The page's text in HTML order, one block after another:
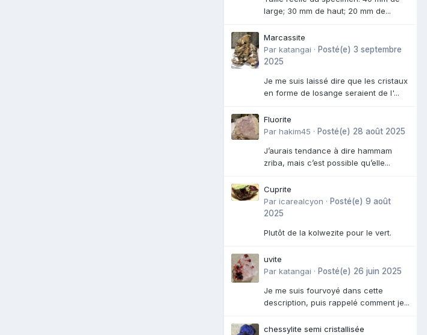
large; 30 mm de haut; 20 mm de...
Marcassite
Par katangai · Posté(e) 3 septembre
2025
Je me suis laissé dire que les cristaux
en forme de losange seraient de l'...
Fluorite
Par hakim45 · Posté(e) 28 août 2025
J’aurais tendance à dire hammam
zriba, mais c’est possible qu’elle...
Cuprite
Par icarealcyon · Posté(e) 9 août
2025
Plutôt de la kolwezite pour le vert.
uvite
Par katangai · Posté(e) 26 juin 2025
Je me suis fourvoyé dans cette
description, puis rappelé comment je...
chessylite semi cristallisée